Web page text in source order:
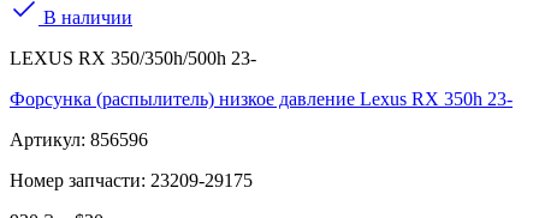
В наличии
LEXUS RX 350/350h/500h 23-
Форсунка (распылитель) низкое давление Lexus RX 350h 23-
Артикул: 856596
Номер запчасти: 23209-29175